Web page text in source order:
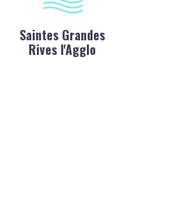
Saintes Grandes
Rives l'Agglo